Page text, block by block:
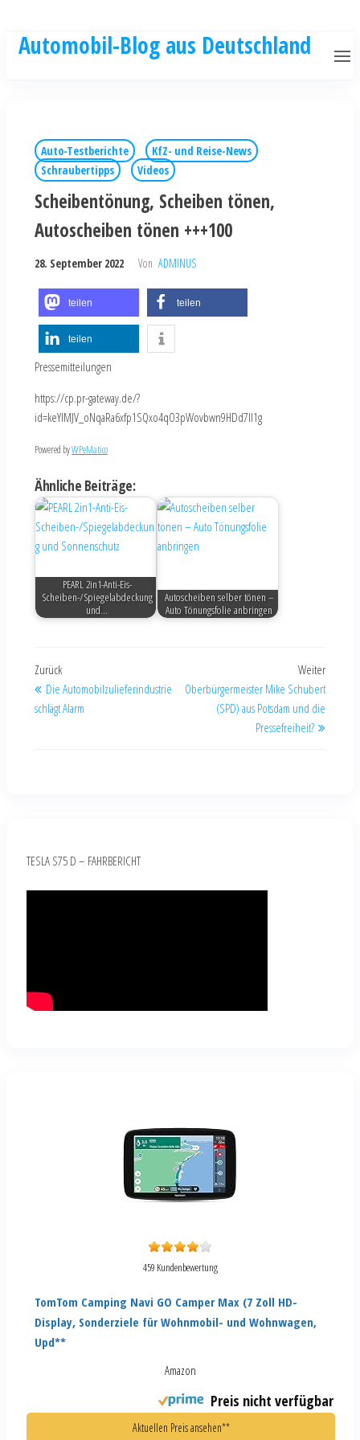
Automobil-Blog aus Deutschland
Auto-Testberichte
KfZ- und Reise-News
Schraubertipps
Videos
Scheibentönung, Scheiben tönen,
Autoscheiben tönen +++100
28. September 2022 Von ADMINUS
teilen teilen
teilen
Pressemitteilungen
https://cp.pr-gateway.de/?
id=keYlMJV_oNqaRa6xfp1SQxo4qO3pWovbwn9HDd7Il1g
Powered byWPeMatico
Ähnliche Beiträge:
PEARL 2in1-Anti-Eis-
Scheiben-/Spiegelabdeckung
und…
Autoscheiben selber tönen –
Auto Tönungsfolie anbringen
Zurück
Die Automobilzulieferindustrie
schlägt Alarm
Weiter
Oberbürgermeister Mike Schubert
(SPD) aus Potsdam und die
Pressefreiheit?
TESLA S75 D – FAHRBERICHT
459 Kundenbewertung
TomTom Camping Navi GO Camper Max (7 Zoll HD-
Display, Sonderziele für Wohnmobil- und Wohnwagen,
Upd**
Amazon
Preis nicht verfügbar
Aktuellen Preis ansehen**